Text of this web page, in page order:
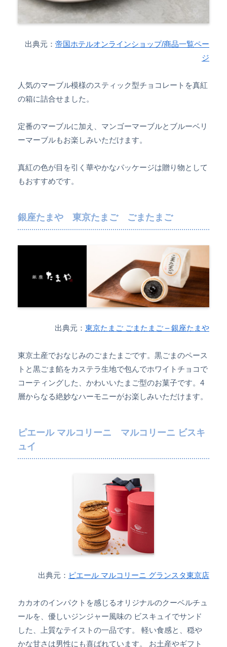
出典元： 帝国ホテルオンラインショップ/商品一覧ペー
ジ
人気のマーブル模様のスティック型チョコレートを真紅
の箱に詰合せました。
定番のマーブルに加え、マンゴーマーブルとブルーベリ
ーマーブルもお楽しみいただけます。
真紅の色が目を引く華やかなパッケージは贈り物として
もおすすめです。
銀座たまや 東京たまご ごまたまご
出典元： 東京たまご ごまたまご – 銀座たまや
東京土産でおなじみのごまたまごです。黒ごまのペース
トと黒ごま餡をカステラ生地で包んでホワイトチョコで
コーティングした、かわいいたまご型のお菓子です。4
層からなる絶妙なハーモニーがお楽しみいただけます。
ピエール マルコリーニ マルコリーニ ビスキ
ュイ
出典元： ピエール マルコリーニ グランスタ東京店
カカオのインパクトを感じるオリジナルのクーベルチュ
ールを、優しいジンジャー風味の ビスキュイでサンド
した、上質なテイストの一品です。 軽い食感と、穏や
かな甘さは男性にも喜ばれています。 お土産やギフト